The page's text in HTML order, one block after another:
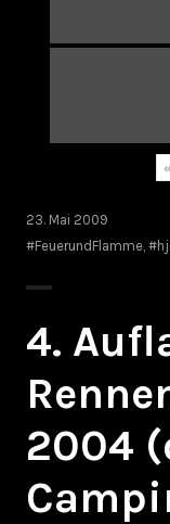
«
23. Mai 2009
#FeuerundFlamme
4.
2004